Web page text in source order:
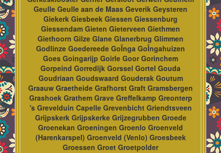
Geulle Geulle aan de Maas Geverik Geysteren
Giekerk Giesbeek Giessen Giessenburg
Giessendam Gieten Gieterveen Giethmen
Giethoorn Gilze Glane Glanerbrug Glimmen
Godlinze Goedereede GoÎnga GoÎngahuizen
Goes Goingarijp Goirle Goor Gorinchem
Gorpeind Gorredijk Gorssel Gortel Gouda
Goudriaan Goudswaard Gouderak Goutum
Graauw Graetheide Grafhorst Graft Gramsbergen
Grashoek Grathem Grave Greffelkamp Greonterp
's Grevelduin Capelle Grevenbicht Griendtsveen
Grijpskerk Grijpskerke Grijzegrubben Groede
Groenekan Groeningen Groenlo Groenveld
(Harenkarspel) Groenveld (Venlo) Groesbeek
Groessen Groet Groetpolder